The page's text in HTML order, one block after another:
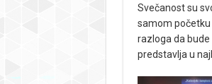
Svečanost su
samom početku
razloga da bude
predstavlja u